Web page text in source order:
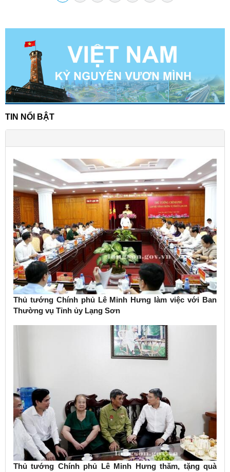
TIN NỔI BẬT
Thủ tướng Chính phủ Lê Minh Hưng làm việc với Ban
Thường vụ Tỉnh ủy Lạng Sơn
Thủ tướng Chính phủ Lê Minh Hưng thăm, tặng quà